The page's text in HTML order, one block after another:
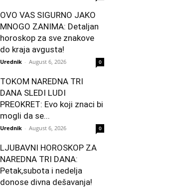
OVO VAS SIGURNO JAKO
MNOGO ZANIMA: Detaljan
horoskop za sve znakove
do kraja avgusta!
Urednik - August 6, 2026 0
TOKOM NAREDNA TRI
DANA SLEDI LUDI
PREOKRET: Evo koji znaci bi
mogli da se...
Urednik - August 6, 2026 0
LJUBAVNI HOROSKOP ZA
NAREDNA TRI DANA:
Petak,subota i nedelja
donose divna dešavanja!